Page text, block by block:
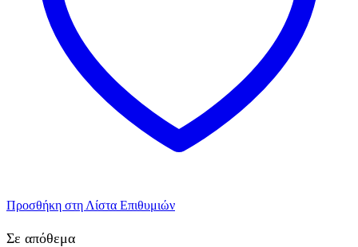
Προσθήκη στη Λίστα Επιθυμιών
Σε απόθεμα